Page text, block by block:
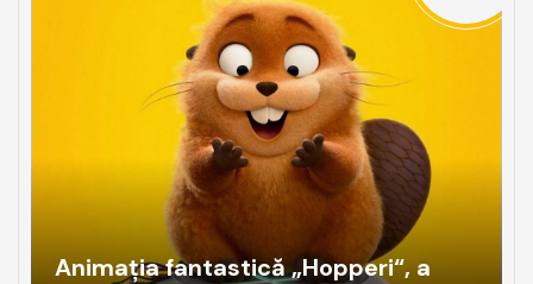
Animația fantastică „Hopperi“, a